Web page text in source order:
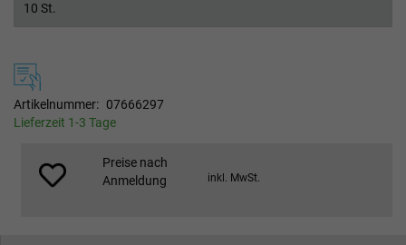
10 St.
Artikelnummer
07666297
Lieferzeit 1-3 Tage
Preise nach
Anmeldung
inkl. MwSt.